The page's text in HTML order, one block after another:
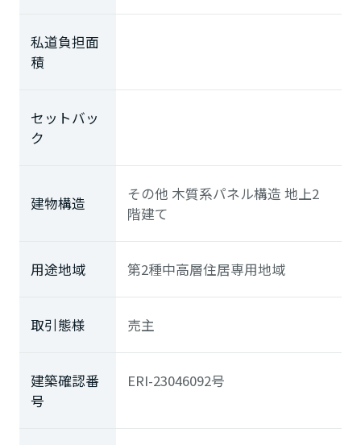
私道負担面
積
セットバッ
ク
建物構造
その他 木質系パネル構造 地上2
階建て
用途地域 第2種中高層住居専用地域
取引態様 売主
建築確認番
号
ERI-23046092号